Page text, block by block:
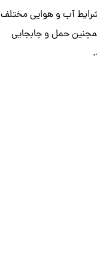
شرایط آب و هوایی مختلف
همچنین حمل و جابجایی